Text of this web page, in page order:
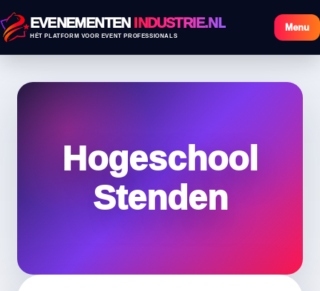
EVENEMENTEN INDUSTRIE.NL
HÉT PLATFORM VOOR EVENT PROFESSIONALS
Menu
Hogeschool
Stenden